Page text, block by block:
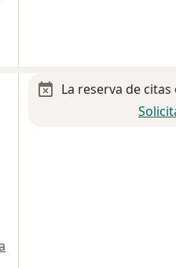
La reserva de